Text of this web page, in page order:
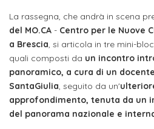
2023
BGBS2023
RETE
DI
COLLABORAZIONE
Istituzioni
Arti
Visive
e
Umanesimo
Tecnologico
Servizio
di
stampa
Biblioteca
Alloggi
Istituti
Superiori
INCONTRIAMOCI
IN
TUTTA
ITALIA
La rassegna, che andrà in scena
del MO.CA - Centro per le Nuove
a Brescia, si articola in tre mini-
quali composti da un incontro
panoramico, a cura di un
SantaGiulia, seguito da un'
approfondimento, tenuta da un
del panorama nazionale e